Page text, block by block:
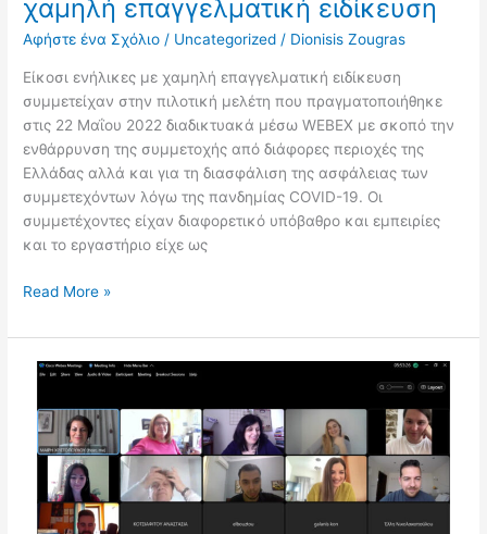
χαμηλή επαγγελματική ειδίκευση
Αφήστε ένα Σχόλιο / Uncategorized / Dionisis Zougras
Είκοσι ενήλικες με χαμηλή επαγγελματική ειδίκευση
συμμετείχαν στην πιλοτική μελέτη που πραγματοποιήθηκε
στις 22 Μαΐου 2022 διαδικτυακά μέσω WEBEX με σκοπό την
ενθάρρυνση της συμμετοχής από διάφορες περιοχές της
Ελλάδας αλλά και για τη διασφάλιση της ασφάλειας των
συμμετεχόντων λόγω της πανδημίας COVID-19. Οι
συμμετέχοντες είχαν διαφορετικό υπόβαθρο και εμπειρίες
και το εργαστήριο είχε ως
Read More »
Πιλοτική
για
συμβούλους
σταδιοδρομίας/
εκπαιδευτές
ενηλίκων